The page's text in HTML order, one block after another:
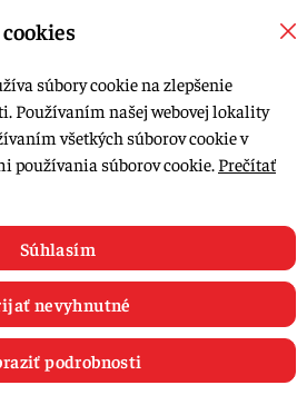
s.r.o. všetky práva vyhradené.
súbory cookie na zlepšenie
Používaním našej webovej lokality
všetkých súborov cookie v
používania súborov cookie. Prečítať
Súhlasím
nevyhnutné
podrobnosti